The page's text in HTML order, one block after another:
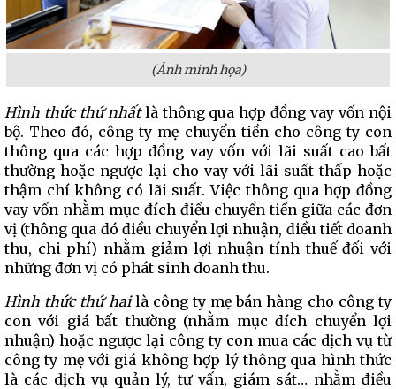
(Ảnh minh họa)
Hình thức thứ nhấtlà thông qua hợp đồng vay vốn nội
bộ. Theo đó, công ty mẹ chuyển tiền cho công ty con
thông qua các hợp đồng vay vốn với lãi suất cao bất
thường hoặc ngược lại cho vay với lãi suất thấp hoặc
thậm chí không có lãi suất. Việc thông qua hợp đồng
vay vốn nhằm mục đích điều chuyển tiền giữa các đơn
vị (thông qua đó điều chuyển lợi nhuận, điều tiết doanh
thu, chi phí) nhằm giảm lợi nhuận tính thuế đối với
những đơn vị có phát sinh doanh thu.
Hình thức thứ hailà công ty mẹ bán hàng cho công ty
con với giá bất thường (nhằm mục đích chuyển lợi
nhuận) hoặc ngược lại công ty con mua các dịch vụ từ
công ty mẹ với giá không hợp lý thông qua hình thức
là các dịch vụ quản lý, tư vấn, giám sát… nhằm điều